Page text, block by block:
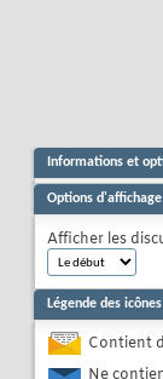
Informations et
Options
Afficher les
Légende des icônes
Contient